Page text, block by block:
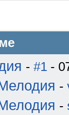
- #1 -
-
-